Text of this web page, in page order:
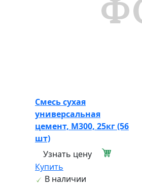
Смесь сухая
универсальная
цемент, М300, 25кг (56
шт)
Узнать цену
Купить
В наличии